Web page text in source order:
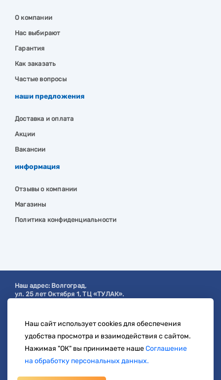
О компании
Нас выбирают
Гарантия
Как заказать
Частые вопросы
наши предложения
Доставка и оплата
Акции
Вакансии
информация
Отзывы о компании
Магазины
Политика конфиденциальности
Наш адрес: Волгоград,
ул. 25 лет Октября 1, ТЦ «ТУЛАК».
с 9:00 до 19:00
8 904 404-57-57
zakaz@svetberi34.ru
Наш сайт использует cookies для обеспечения
удобства просмотра и взаимодействия с сайтом.
Нажимая "ОК" вы принимаете нашеСоглашение
на обработку персональных данных.